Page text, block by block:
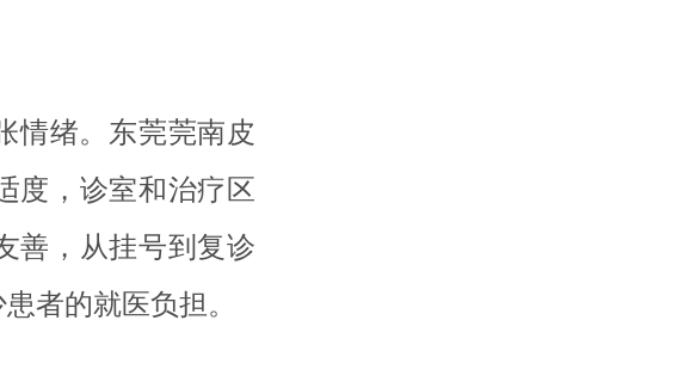
情绪。东莞莞南皮
度，诊室和治疗区
善，从挂号到复诊
者的就医负担。